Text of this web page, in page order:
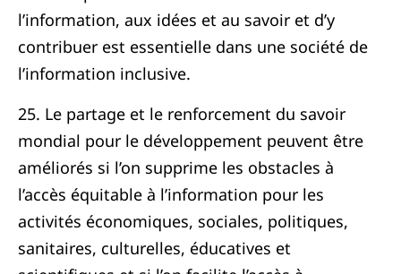
l’information, aux idées et au savoir et d’y
contribuer est essentielle dans une société de
l’information inclusive.
25. Le partage et le renforcement du savoir
mondial pour le développement peuvent être
améliorés si l’on supprime les obstacles à
l’accès équitable à l’information pour les
activités économiques, sociales, politiques,
sanitaires, culturelles, éducatives et